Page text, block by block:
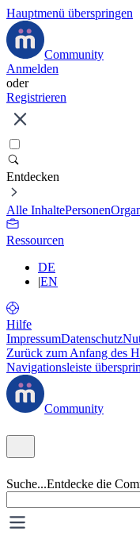
Hauptmenü überspringen
Community
Anmelden
oder
Registrieren
Entdecken
Alle InhaltePersonen
Ressourcen
DE
|EN
Hilfe
ImpressumDatenschutz
Zurück zum Anfang des
Navigationsleiste
Community
Suche...Entdecke die